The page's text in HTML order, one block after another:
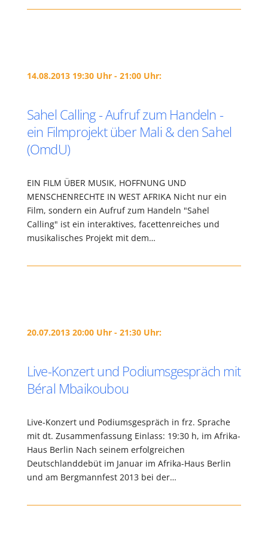
14.08.2013 19:30 Uhr - 21:00 Uhr:
Sahel Calling - Aufruf zum Handeln -
ein Filmprojekt über Mali & den Sahel
(OmdU)
EIN FILM ÜBER MUSIK, HOFFNUNG UND
MENSCHENRECHTE IN WEST AFRIKA Nicht nur ein
Film, sondern ein Aufruf zum Handeln "Sahel
Calling" ist ein interaktives, facettenreiches und
musikalisches Projekt mit dem…
20.07.2013 20:00 Uhr - 21:30 Uhr:
Live-Konzert und Podiumsgespräch mit
Béral Mbaikoubou
Live-Konzert und Podiumsgespräch in frz. Sprache
mit dt. Zusammenfassung Einlass: 19:30 h, im Afrika-
Haus Berlin Nach seinem erfolgreichen
Deutschlanddebüt im Januar im Afrika-Haus Berlin
und am Bergmannfest 2013 bei der…